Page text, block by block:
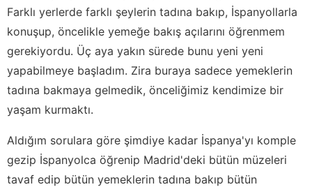
Farklı yerlerde farklı şeylerin tadına bakıp, İspanyollarla
konuşup, öncelikle yemeğe bakış açılarını öğrenmem
gerekiyordu. Üç aya yakın sürede bunu yeni yeni
yapabilmeye başladım. Zira buraya sadece yemeklerin
tadına bakmaya gelmedik, önceliğimiz kendimize bir
yaşam kurmaktı.
Aldığım sorulara göre şimdiye kadar İspanya'yı komple
gezip İspanyolca öğrenip Madrid'deki bütün müzeleri
tavaf edip bütün yemeklerin tadına bakıp bütün